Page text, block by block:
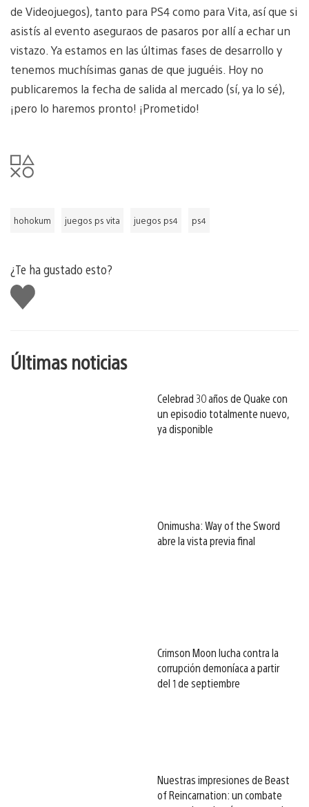
de Videojuegos), tanto para PS4 como para Vita, así que si
asistís al evento aseguraos de pasaros por allí a echar un
vistazo. Ya estamos en las últimas fases de desarrollo y
tenemos muchísimas ganas de que juguéis. Hoy no
publicaremos la fecha de salida al mercado (sí, ya lo sé),
¡pero lo haremos pronto! ¡Prometido!
hohokum juegos ps vita juegos ps4 ps4
¿Te ha gustado esto?
Me
gusta
Últimas noticias
Celebrad 30 años de Quake con
un episodio totalmente nuevo,
ya disponible
Onimusha: Way of the Sword
abre la vista previa final
Crimson Moon lucha contra la
corrupción demoníaca a partir
del 1 de septiembre
Nuestras impresiones de Beast
of Reincarnation: un combate